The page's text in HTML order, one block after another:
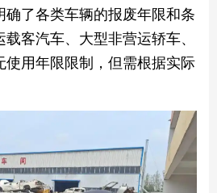
了各类车辆的报废年限和条
客汽车、大型非营运轿车、
用年限限制，但需根据实际